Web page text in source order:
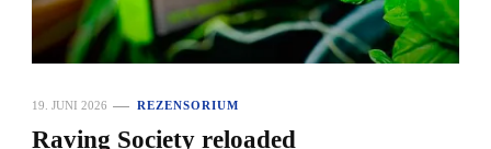
19. JUNI 2026 REZENSORIUM
Raving Society reloaded